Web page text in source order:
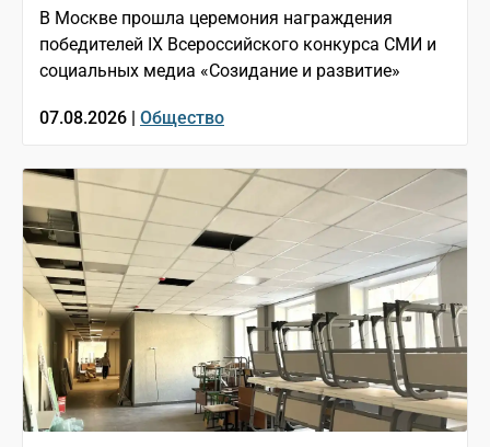
В Москве прошла церемония награждения
победителей IX Всероссийского конкурса СМИ и
социальных медиа «Созидание и развитие»
07.08.2026 | Общество